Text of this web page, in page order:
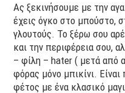
Ας ξεκινήσουμε με την
έχεις όγκο στο μπούστο,
γλουτούς. Το ξέρω σου
και την περιφέρεια σου,
– φίλη – hater ( μετά από
φόρας μόνο μπικίνι.
φέτος με ένα κλασικό